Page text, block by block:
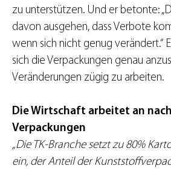
zu unterstützen. Und er betonte:
davon ausgehen, dass Verbote
wenn sich nicht genug verändert.“
sich die Verpackungen genau
Veränderungen zügig zu arbeiten.
Die Wirtschaft arbeitet an
Verpackungen
„Die TK-Branche setzt zu 80%
ein, der Anteil der